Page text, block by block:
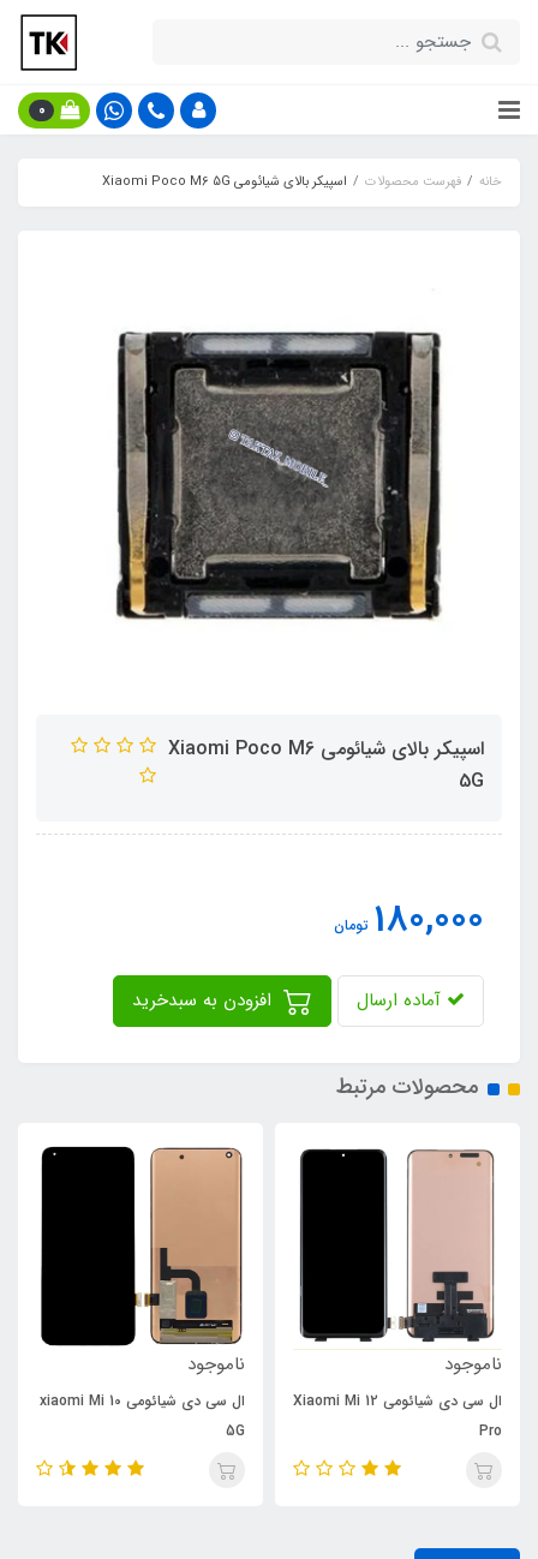
0
خانه فهرست محصولات اسپیکر بالای شیائومی Xiaomi Poco M6 5G
اسپیکر بالای شیائومی Xiaomi Poco M6
5G
180,000 تومان
آماده ارسال
محصولات مرتبط
ناموجود
ال سی دی شیائومی Xiaomi Mi 12
Pro
ناموجود
ال سی دی شیائومی xiaomi Mi 10
5G